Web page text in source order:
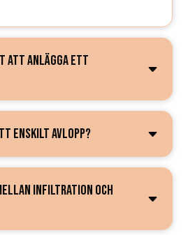
ATT ANLÄGGA ETT
ENSKILT AVLOPP?
INFILTRATION OCH